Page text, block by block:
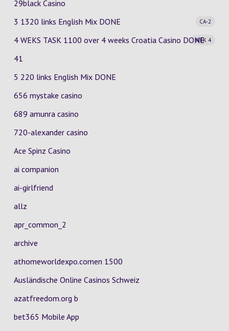
29black Casino
3 1320 links English Mix
CA-2
DONE
4 WEKS TASK 1100 over 4 weeks Croatia Casino
WEK 4
DONE
41
5 220 links English Mix DONE
656 mystake casino
689 amunra casino
720-alexander casino
Ace Spinz Casino
ai companion
ai-girlfriend
allz
apr_common_2
archive
athomeworldexpo.comen 1500
Ausländische Online Casinos Schweiz
azatfreedom.org b
bet365 Mobile App